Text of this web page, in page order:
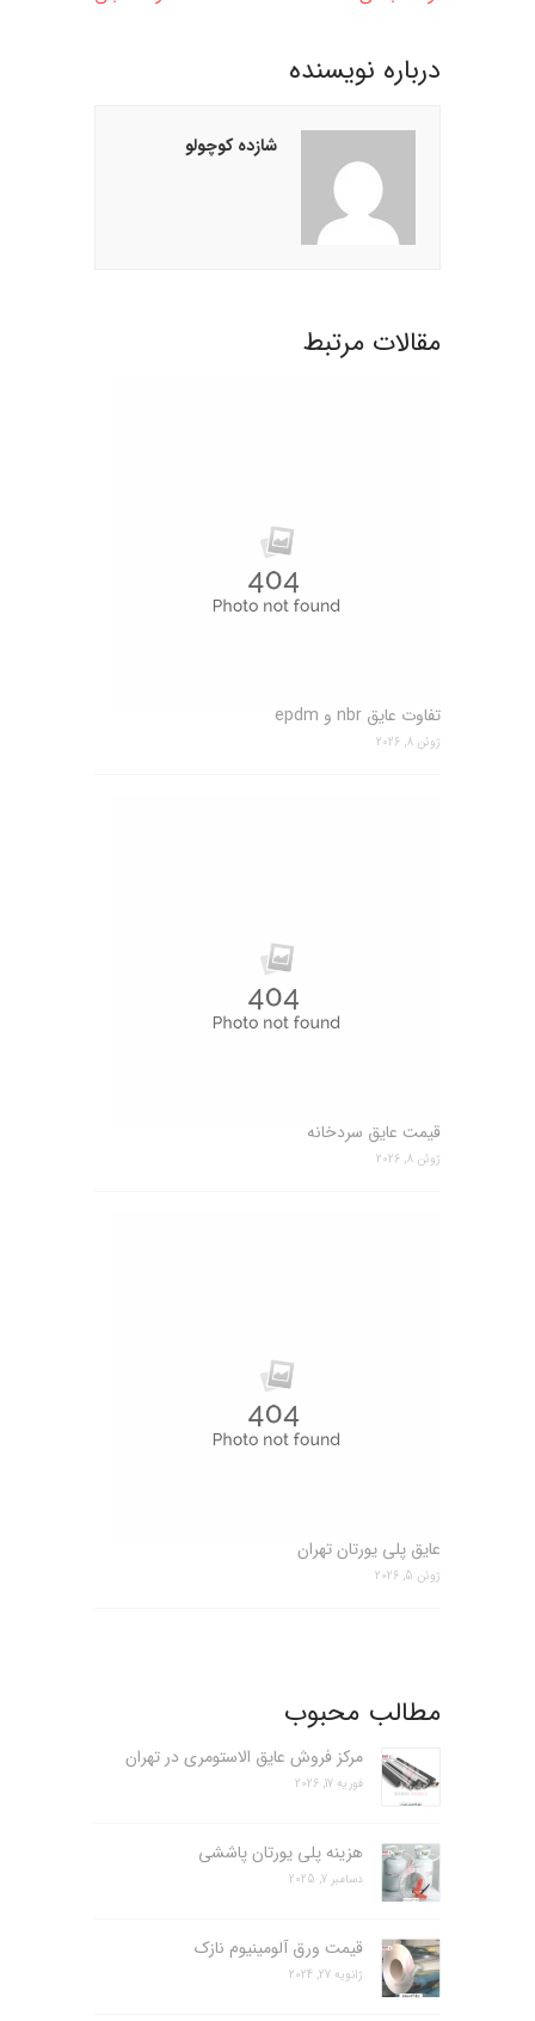
درباره نويسنده
شازده کوچولو
مقالات مرتبط
تفاوت عایق nbr و epdm
ژوئن 8, 2026
قیمت عایق سردخانه
ژوئن 8, 2026
عایق پلی یورتان تهران
ژوئن 5, 2026
مطالب محبوب
مرکز فروش عایق الاستومری در تهران
فوریه 17, 2026
هزینه پلی یورتان پاششی
دسامبر 7, 2025
قیمت ورق آلومینیوم نازک
ژانویه 27, 2024